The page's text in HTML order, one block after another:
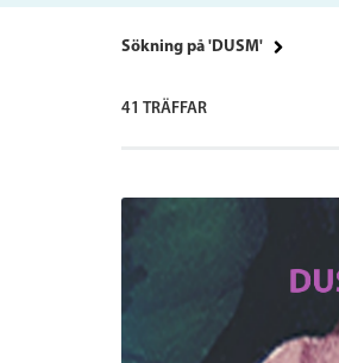
Sökning på 'DUSM'
41 TRÄFFAR